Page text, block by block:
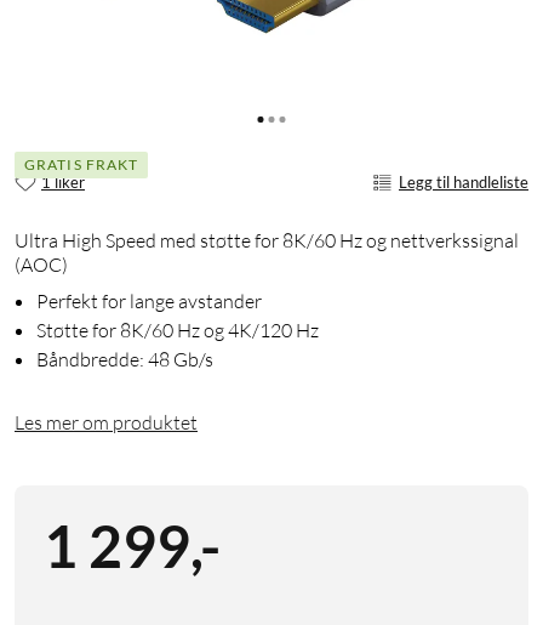
GRATIS FRAKT
1 liker Legg til handleliste
Ultra High Speed med støtte for 8K/60 Hz og nettverkssignal
(AOC)
Perfekt for lange avstander
Støtte for 8K/60 Hz og 4K/120 Hz
Båndbredde: 48 Gb/s
Les mer om produktet
1 299,-